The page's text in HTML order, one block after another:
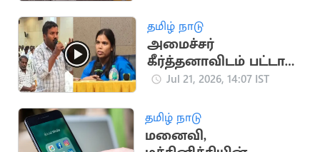
தமிழ் நாடு
அமைச்சர்
கீர்த்தனாவிடம் பட்டாசு
உற்பத்தியாளர்
Jul 21, 2026, 14:07 IST
தமிழ் நாடு
மனைவி,